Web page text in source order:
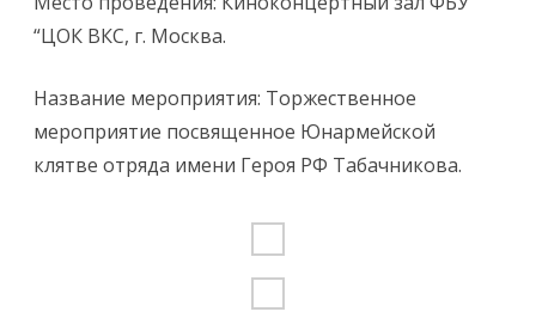
“ЦОК ВКС, г. Москва.
Название мероприятия: Торжественное
мероприятие посвященное Юнармейской
клятве отряда имени Героя РФ Табачникова.